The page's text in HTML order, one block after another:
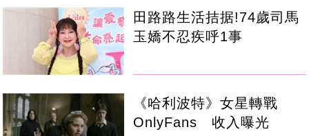
田路路生活拮据!74歲司馬
玉嬌不忍疾呼1事
《哈利波特》女星轉戰
OnlyFans 收入曝光